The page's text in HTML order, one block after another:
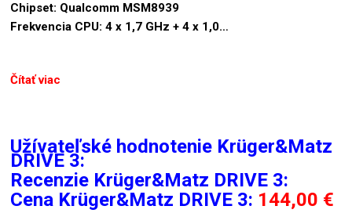
Chipset: Qualcomm MSM8939
Frekvencia CPU: 4 x 1,7 GHz + 4 x 1,0…
Čítať viac
Užívateľské hodnotenie Krüger&Matz
DRIVE 3:
Recenzie Krüger&Matz DRIVE 3:
Cena Krüger&Matz DRIVE 3: 144,00 €